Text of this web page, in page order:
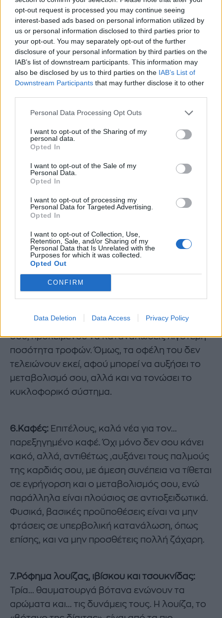
opt-out request is processed you may continue seeing
interest-based ads based on personal information utilized by
us or personal information disclosed to third parties prior to
your opt-out. You may separately opt-out of the further
disclosure of your personal information by third parties on the
IAB’s list of downstream participants. This information may
also be disclosed by us to third parties on the IAB’s List of
Downstream Participants that may further disclose it to other
Personal Data Processing Opt Outs
I want to opt-out of the Sharing of my
personal data.
Opted In
I want to opt-out of the Sale of my
Personal Data.
Opted In
I want to opt-out of processing my
Personal Data for Targeted Advertising.
Opted In
I want to opt-out of Collection, Use,
Retention, Sale, and/or Sharing of my
Personal Data that Is Unrelated with the
Purposes for which it was collected.
Opted Out
CONFIRM
Data Deletion Data Access Privacy Policy
5.Τσάι με τζίντζερ/ πιπερόριζα:
φρόντισε να το πίνεις μισή ώρα πριν το γεύμα
σου, προκειμένου να καταναλώσεις λιγότερη
ποσότητα τροφών. Όμως, τα οφέλη του δεν
τελειώνουν εκεί, αφού μπορεί να αυξήσει το
μεταβολισμό σου, αλλά και να τονώσει το
κυκλοφορικό σύστημα.
6.Καφές: Επιτέλους, καλά νέα για τον...
παρεξηγημένο καφέ. Όχι μόνο δεν σου κάνει
κακό, αλλά, αντιθέτως ,αυξάνει τους παλμούς
της καρδιάς σου, με άμεση συνέπεια να τίθεται
σε εγρήγορση και ο μεταβολισμός σου, ενώ
παράλληλα είναι πλούσιος σε αντιοξειδωτικά.
Φυσικά, βασικές προϋποθέσεις είναι να μην
φτάσεις σε υπερβολική κατανάλωση, όπως
επίσης, και να μην προσθέτεις πολλή ζάχαρη.
7.Ρόφημα λουίζας, ιβίσκου και τσουκνίδας:
Τρία... θαυματουργά βότανα ενώνουν τα
αρώματα και... τις δυνάμεις τους. Η λουίζα, το